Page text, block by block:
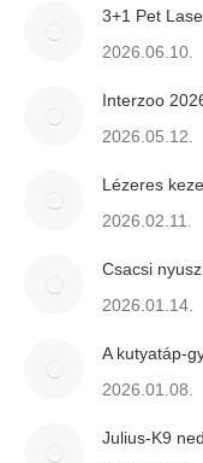
3+1 Pet
2026.06.10.
Interzoo
2026.05.12.
Lézeres
2026.02.11.
Csacsi
2026.01.14.
A kutyatáp-
2026.01.08.
Julius-K9